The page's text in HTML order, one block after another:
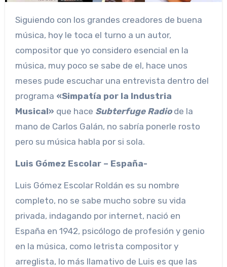
Siguiendo con los grandes creadores de buena
música, hoy le toca el turno a un autor,
compositor que yo considero esencial en la
música, muy poco se sabe de el, hace unos
meses pude escuchar una entrevista dentro del
programa «Simpatía por la Industria
Musical» que hace Subterfuge Radio de la
mano de Carlos Galán, no sabría ponerle rosto
pero su música habla por si sola.
Luis Gómez Escolar – España-
Luis Gómez Escolar Roldán es su nombre
completo, no se sabe mucho sobre su vida
privada, indagando por internet, nació en
España en 1942, psicólogo de profesión y genio
en la música, como letrista compositor y
arreglista, lo más llamativo de Luis es que las